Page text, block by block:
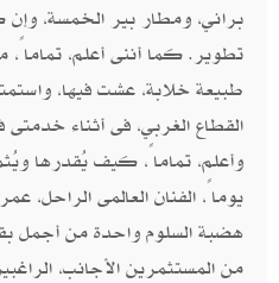
براني، ومطار بير الخمسة،
تطوير. كما أننى أعلم، تماماً،
طبيعة خلابة، عشت فيها،
القطاع الغربي، فى أثناء
وأعلم، تماماً، كيف يُقدرها
يوماً، الفنان العالمى الراحل،
هضبة السلوم واحدة من أجمل
من المستثمرين الأجانب،